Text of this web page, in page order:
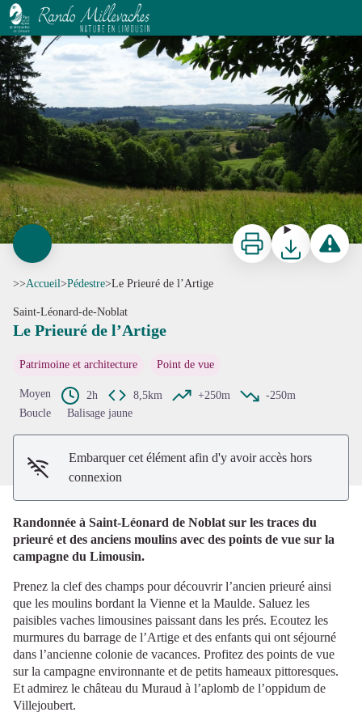
Le Prieuré de l’Artige
Voir l'image en plein écran
ImprimerTéléchargerSignaler
>>Accueil>Pédestre>Le Prieuré de l’Artige
Saint-Léonard-de-Noblat
Le Prieuré de l’Artige
Patrimoine et architecture Point de vue
Moyen 2h 8,5km +250m
-250m
Boucle
Balisage jaune
Embarquer cet élément afin d'y avoir accès hors
connexion
Randonnée à Saint-Léonard de Noblat sur les traces du
prieuré et des anciens moulins avec des points de vue sur la
campagne du Limousin.
Prenez la clef des champs pour découvrir l’ancien prieuré ainsi
que les moulins bordant la Vienne et la Maulde. Saluez les
paisibles vaches limousines paissant dans les prés. Ecoutez les
murmures du barrage de l’Artige et des enfants qui ont séjourné
dans l’ancienne colonie de vacances. Profitez des points de vue
sur la campagne environnante et de petits hameaux pittoresques.
Et admirez le château du Muraud à l’aplomb de l’oppidum de
Villejoubert.